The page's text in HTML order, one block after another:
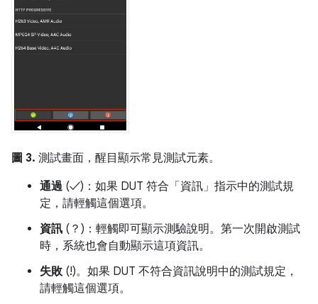
圖 3. 測試畫面，醒目顯示常見測試元素。
通過 (✓)：如果 DUT 符合「資訊」指示中的測試規
定，請輕觸這個選項。
資訊 (？)：輕觸即可顯示測驗說明。第一次開啟測試
時，系統也會自動顯示這項資訊。
失敗 (!)。如果 DUT 不符合資訊說明中的測試規定，
請輕觸這個選項。